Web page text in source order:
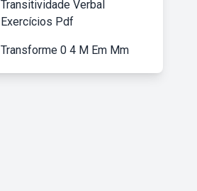
Transitividade Verbal
Exercícios Pdf
Transforme 0 4 M Em Mm